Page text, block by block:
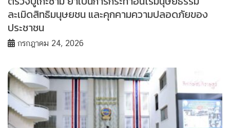
ละเมิดสิทธิมนุษยชน และคุกคามความปลอดภัยของ
ประชาชน
กรกฎาคม 24, 2026